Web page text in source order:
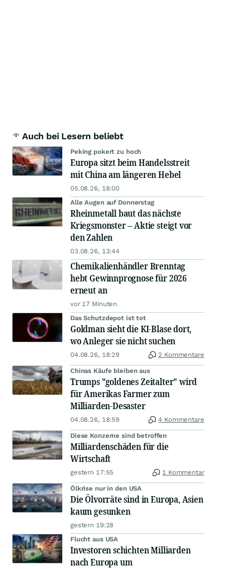
Auch bei Lesern beliebt
Peking pokert zu hoch
Europa sitzt beim Handelsstreit
mit China am längeren Hebel
05.08.26, 18:00
Alle Augen auf Donnerstag
Rheinmetall baut das nächste
Kriegsmonster – Aktie steigt vor
den Zahlen
03.08.26, 13:44
Chemikalienhändler Brenntag
hebt Gewinnprognose für 2026
erneut an
vor 17 Minuten
Das Schutzdepot ist tot
Goldman sieht die KI-Blase dort,
wo Anleger sie nicht suchen
04.08.26, 18:29 2 Kommentare
Chinas Käufe bleiben aus
Trumps "goldenes Zeitalter" wird
für Amerikas Farmer zum
Milliarden-Desaster
04.08.26, 18:59 4 Kommentare
Diese Konzerne sind betroffen
Milliardenschäden für die
Wirtschaft
gestern 17:55 1 Kommentar
Ölkrise nur in den USA
Die Ölvorräte sind in Europa, Asien
kaum gesunken
gestern 19:28
Flucht aus USA
Investoren schichten Milliarden
nach Europa um